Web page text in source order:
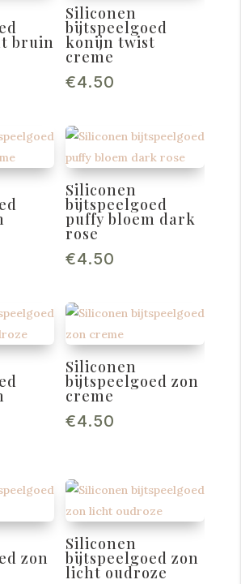
bruin
Siliconen
bijtspeelgoed
konijn twist
creme
€4.50
Siliconen
bijtspeelgoed
puffy bloem dark
rose
€4.50
Siliconen
bijtspeelgoed zon
creme
€4.50
zon
Siliconen
bijtspeelgoed zon
licht oudroze